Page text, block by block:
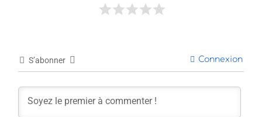
S’abonner Connexion